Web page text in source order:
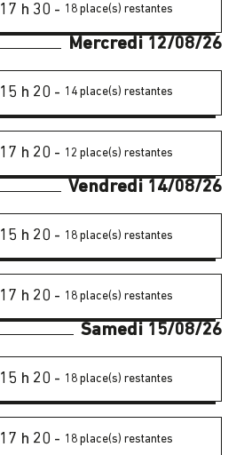
17 h 30 - 18 place(s) restantes
Mercredi 12/08/26
15 h 20 - 14 place(s) restantes
17 h 20 - 12 place(s) restantes
Vendredi 14/08/26
15 h 20 - 18 place(s) restantes
17 h 20 - 18 place(s) restantes
Samedi 15/08/26
15 h 20 - 18 place(s) restantes
17 h 20 - 18 place(s) restantes